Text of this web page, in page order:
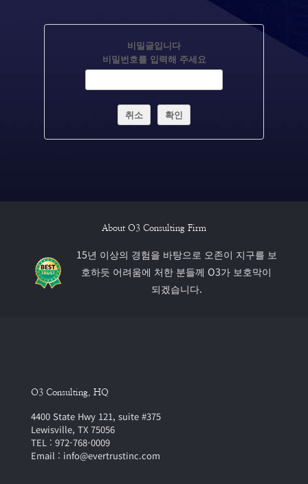
비밀글입니다
비밀번호를 입력해 주세요
취소 확인
About O3 Consulting Firm
15년 이상의 경험을 바탕으로 오존이 지구를 보
호하듯 어려움에 처한 분들께 O3가 보호막이
되겠습니다.
O3 Consulting, HQ
4400 State Hwy 121, suite #375
Lewisville, TX 75056
TEL : 972-768-0009
Email : info@evertrustinc.com